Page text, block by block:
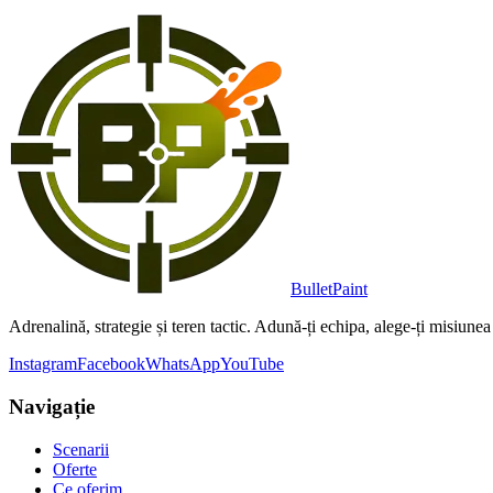
BulletPaint
Adrenalină, strategie și teren tactic. Adună-ți echipa, alege-ți
InstagramFacebookWhatsAppYouTube
Navigație
Scenarii
Oferte
Ce oferim